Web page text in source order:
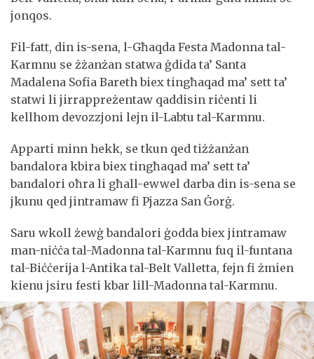
jonqos.
Fil-fatt, din is-sena, l-Għaqda Festa Madonna tal-
Karmnu se żżanżan statwa ġdida ta’ Santa
Madalena Sofia Bareth biex tingħaqad ma’ sett ta’
statwi li jirrappreżentaw qaddisin riċenti li
kellhom devozzjoni lejn il-Labtu tal-Karmnu.
Apparti minn hekk, se tkun qed tiżżanżan
bandalora kbira biex tingħaqad ma’ sett ta’
bandalori oħra li għall-ewwel darba din is-sena se
jkunu qed jintramaw fi Pjazza San Ġorġ.
Saru wkoll żewġ bandalori ġodda biex jintramaw
man-niċċa tal-Madonna tal-Karmnu fuq il-funtana
tal-Biċċerija l-Antika tal-Belt Valletta, fejn fi żmien
kienu jsiru festi kbar lill-Madonna tal-Karmnu.